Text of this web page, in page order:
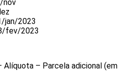
nov
jan/2023
fev/2023
Alíquota – Parcela adicional (em